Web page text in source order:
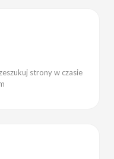
strony w czasie
sieci